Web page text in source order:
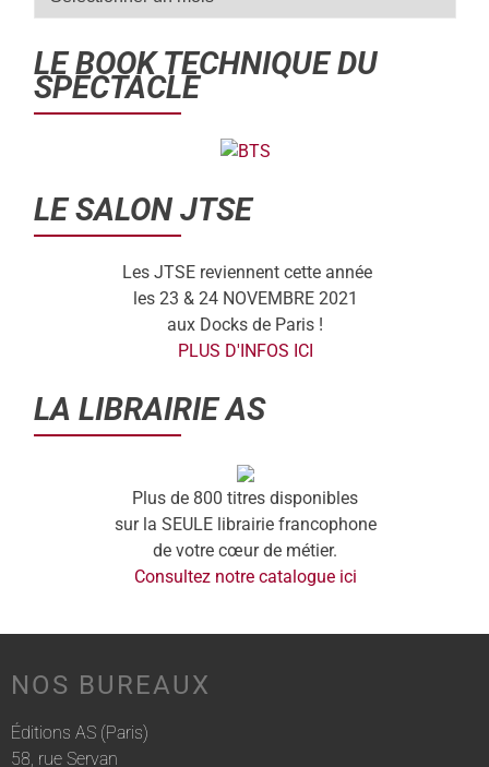
LE BOOK TECHNIQUE DU
SPECTACLE
LE SALON JTSE
Les JTSE reviennent cette année
les 23 & 24 NOVEMBRE 2021
aux Docks de Paris !
PLUS D'INFOS ICI
LA LIBRAIRIE AS
Plus de 800 titres disponibles
sur la SEULE librairie francophone
de votre cœur de métier.
Consultez notre catalogue ici
NOS BUREAUX
Éditions AS (Paris)
58, rue Servan